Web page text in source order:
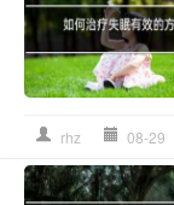
rhz 08-29